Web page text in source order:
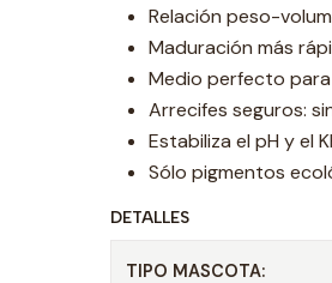
Relación peso-
Maduración más
Medio perfecto
Arrecifes seguros:
Estabiliza el pH y el
Sólo pigmentos
DETALLES
TIPO MASCOTA: